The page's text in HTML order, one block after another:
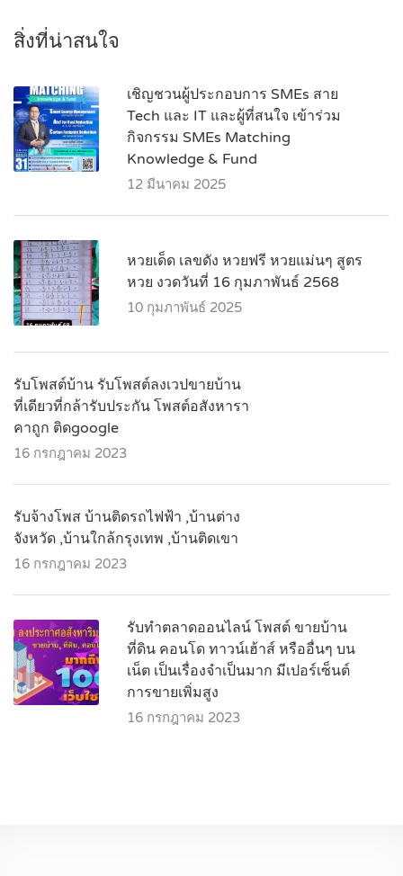
สิ่งที่น่าสนใจ
เชิญชวนผู้ประกอบการ SMEs สาย
Tech และ IT และผู้ที่สนใจ เข้าร่วม
กิจกรรม SMEs Matching
Knowledge & Fund
12 มีนาคม 2025
หวยเด็ด เลขดัง หวยฟรี หวยแม่นๆ สูตร
หวย งวดวันที่ 16 กุมภาพันธ์ 2568
10 กุมภาพันธ์ 2025
รับโพสต์บ้าน รับโพสต์ลงเวปขายบ้าน
ที่เดียวที่กล้ารับประกัน โพสต์อสังหารา
คาถูก ติดgoogle
16 กรกฎาคม 2023
รับจ้างโพส บ้านติดรถไฟฟ้า ,บ้านต่าง
จังหวัด ,บ้านใกล้กรุงเทพ ,บ้านติดเขา
16 กรกฎาคม 2023
รับทำตลาดออนไลน์ โพสต์ ขายบ้าน
ที่ดิน คอนโด ทาวน์เฮ้าส์ หรืออื่นๆ บน
เน็ต เป็นเรื่องจำเป็นมาก มีเปอร์เซ็นต์
การขายเพิ่มสูง
16 กรกฎาคม 2023